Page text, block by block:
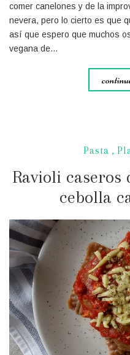
comer canelones y de la
nevera, pero lo cierto es que
así que espero que muchos
vegana de…
Pasta ,
Ravioli caseros
cebolla